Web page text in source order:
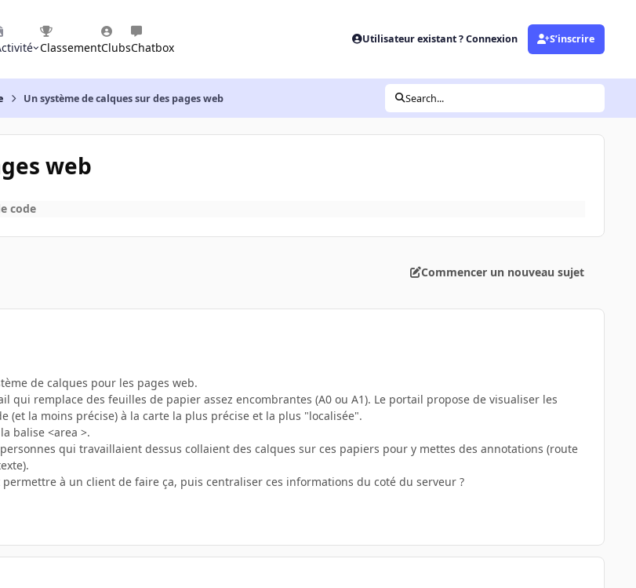
ClassementClubsChatbox
Utilisateur existant ? Connexion S’inscrire
Un système de calques sur des pages web Search...
web
code
Commencer un nouveau sujet
de calques pour les pages web.
qui remplace des feuilles de papier assez encombrantes (A0 ou A1). Le portail propose de visualiser les
(et la moins précise) à la carte la plus précise et la plus "localisée".
balise <area >.
qui travaillaient dessus collaient des calques sur ces papiers pour y mettes des annotations (route
à un client de faire ça, puis centraliser ces informations du coté du serveur ?